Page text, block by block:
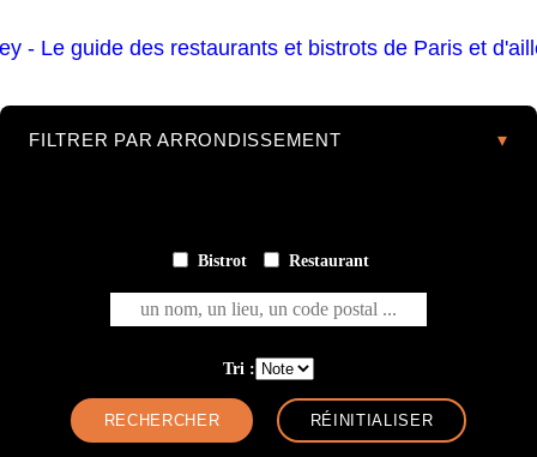
FILTRER PAR ARRONDISSEMENT
Bistrot Restaurant
un nom, un lieu, un code postal ...
Tri :